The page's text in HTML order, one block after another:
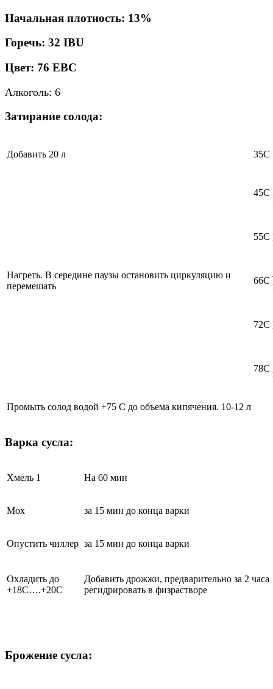
Начальная плотность: 13%
Горечь: 32 IBU
Цвет: 76 EBC
Алкоголь: 6
Затирание солода:
Добавить 20 л 35С
45С
55С
Нагреть. В середине паузы остановить циркуляцию и
перемешать
66C
72C
78С
Промыть солод водой +75 C до объема кипячения. 10-12 л
Варка сусла:
Хмель 1 На 60 мин
Мох за 15 мин до конца варки
Опустить чиллер за 15 мин до конца варки
Охладить до
+18С….+20С
Добавить дрожжи, предварительно за 2 часа
регидрировать в физрастворе
Брожение сусла: